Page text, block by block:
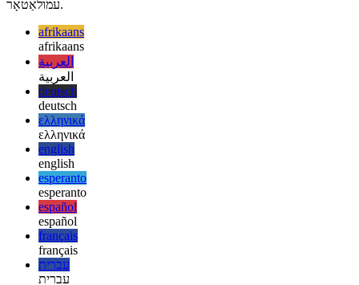
ווען איר האָט פאַרטיק באַשטעטיקן די ווירטואַל מיטל, עס קענען זיין
געוויינט אויף די זעלבע וועג ווי די געוויינט מיט די ינטעל-באזירט
עמולאַטאָר.
afrikaans
afrikaans
العربية
العربية
deutsch
deutsch
ελληνικά
ελληνικά
english
english
esperanto
esperanto
español
español
français